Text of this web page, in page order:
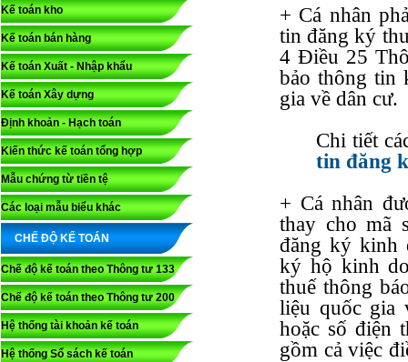
Kế toán kho
Kế toán bán hàng
Kế toán Xuất - Nhập khẩu
Kế toán Xây dựng
Định khoản - Hạch toán
Kiến thức kế toán tổng hợp
Mẫu chứng từ tiền tệ
Các loại mẫu biểu khác
CHẾ ĐỘ KẾ TOÁN
Chế độ kế toán theo Thông tư 133
Chế độ kế toán theo Thông tư 200
Hệ thống tài khoản kế toán
Hệ thống Sổ sách kế toán
+ Cá nhân
tin đăng ký
4 Điều 25
bảo thông tin
gia về dân cư.
Chi tiết
tin đăng
+ Cá nhân
thay cho mã
đăng ký kinh
ký hộ kinh
thuế thông
liệu quốc gia
hoặc số điện
gồm cả việc